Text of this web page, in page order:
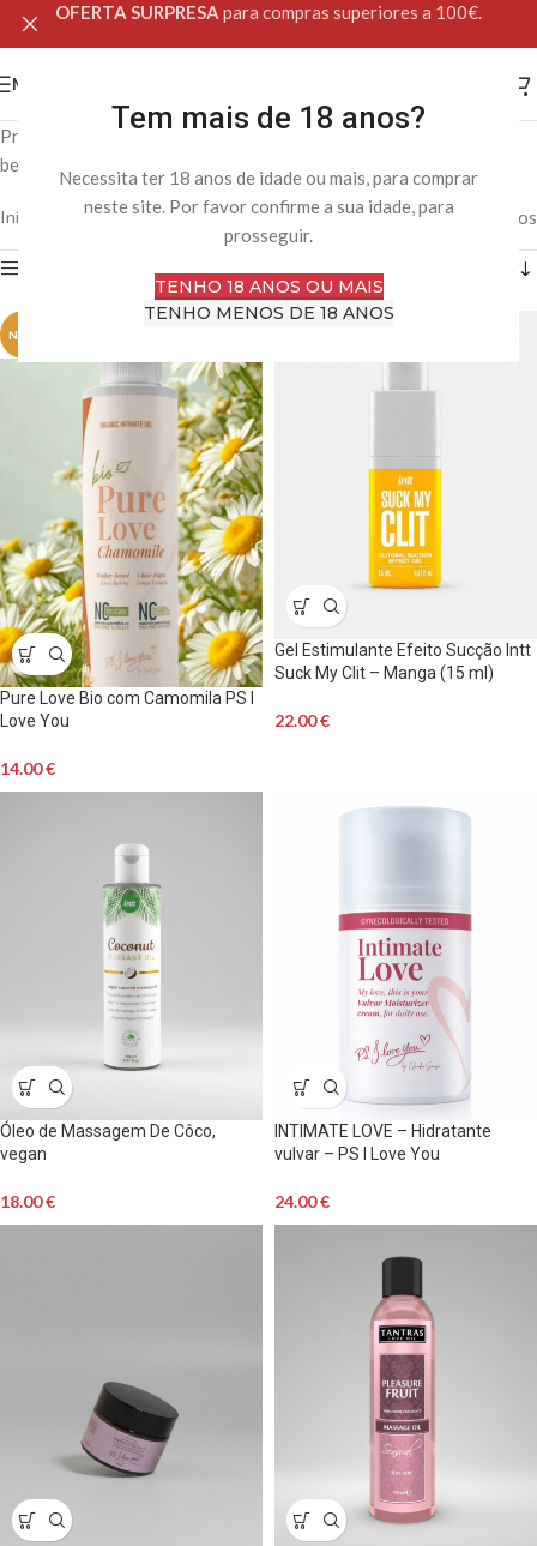
Tem mais de 18 anos?
Necessita ter 18 anos de idade ou mais, para comprar
neste site. Por favor confirme a sua idade, para
prosseguir.
TENHO 18 ANOS OU MAIS
TENHO MENOS DE 18 ANOS
OFERTA SURPRESA para compras superiores a 100€.
MENU
Produtos de cosmética íntima para cuidados pessoais, higiene e
bem-estar sexual.
Início Loja Online Cosmética Íntima A mostrar 1–12 de 63 resultados
NOVO
Pure Love Bio com Camomila PS I
Love You
14.00€
Gel Estimulante Efeito Sucção Intt
Suck My Clit – Manga (15 ml)
22.00€
Óleo de Massagem De Côco,
vegan
18.00€
INTIMATE LOVE – Hidratante
vulvar – PS I Love You
24.00€